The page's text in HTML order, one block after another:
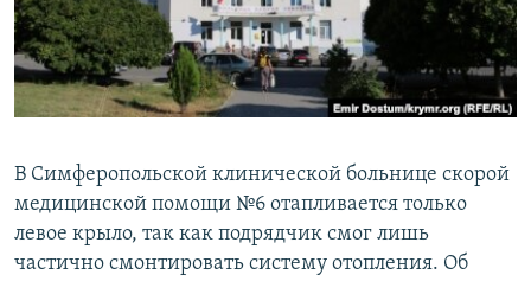
ПОБЕДИТЕЛЕЙ НЕ СУДЯТ?
КРЫМ.НЕПОКОРЕННЫЙ
ELIFBE
ПРИСОЕДИНЯЙТЕСЬ!
Все сайты RFE/RL
В Симферопольской клинической больнице скорой
медицинской помощи №6 отапливается только
левое крыло, так как подрядчик смог лишь
частично смонтировать систему отопления. Об